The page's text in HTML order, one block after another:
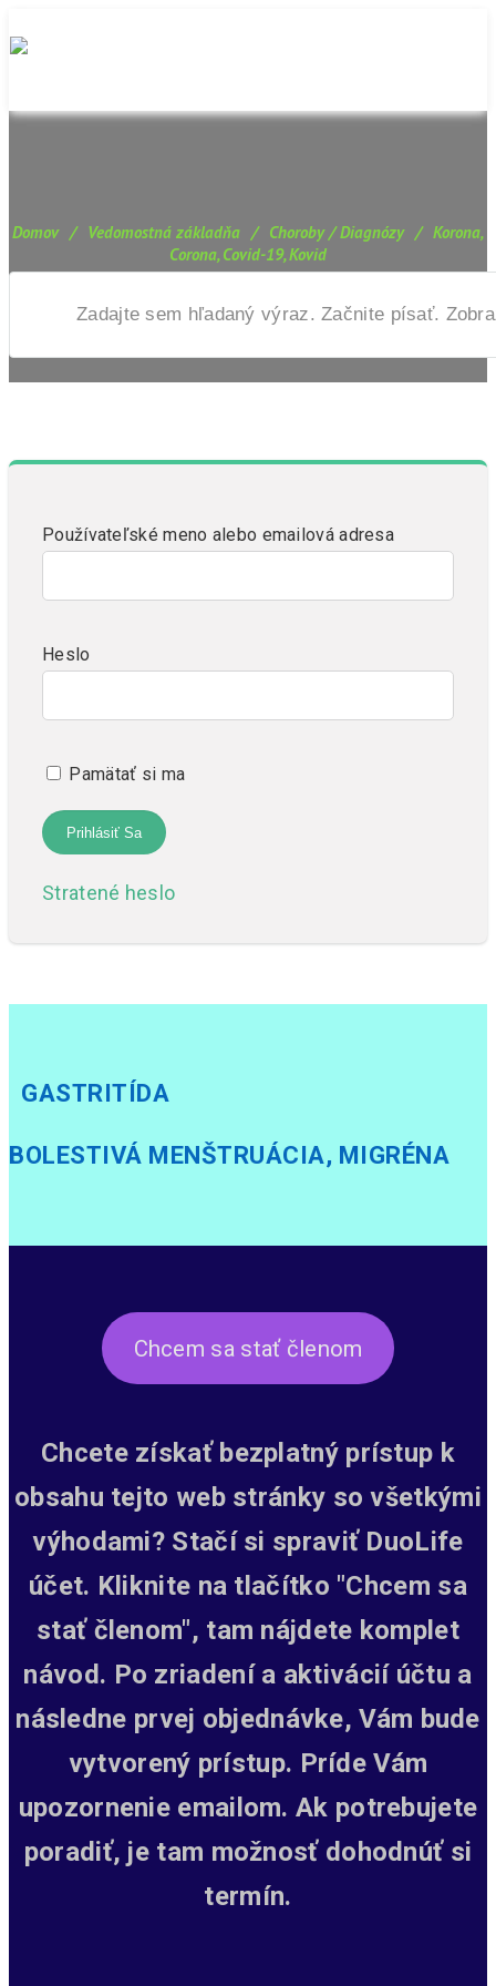
Domov / Vedomostná základňa / Choroby / Diagnózy / Korona,
Corona, Covid-19, Kovid
Používateľské meno alebo emailová adresa
Heslo
Pamätať si ma
Stratené heslo
GASTRITÍDA
BOLESTIVÁ MENŠTRUÁCIA, MIGRÉNA
Chcem sa stať členom
Chcete získať bezplatný prístup k
obsahu tejto web stránky so všetkými
výhodami? Stačí si spraviť DuoLife
účet. Kliknite na tlačítko "Chcem sa
stať členom", tam nájdete komplet
návod. Po zriadení a aktivácií účtu a
následne prvej objednávke, Vám bude
vytvorený prístup. Príde Vám
upozornenie emailom. Ak potrebujete
poradiť, je tam možnosť dohodnúť si
termín.